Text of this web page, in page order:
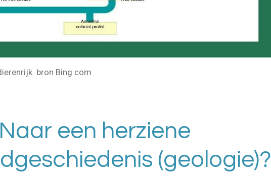
bron Bing.com
een herziene
(geologie)?